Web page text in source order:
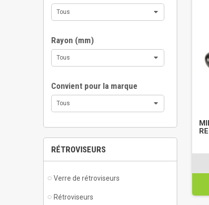
RÉTROVISEURS
Verre de rétroviseurs
Rétroviseurs
Tous
Rayon (mm)
Tous
Convient pour la marque
Tous